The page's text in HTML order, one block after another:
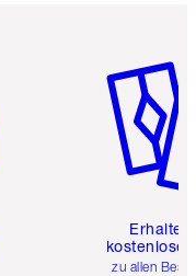
Erhalte
kostenlose
zu allen